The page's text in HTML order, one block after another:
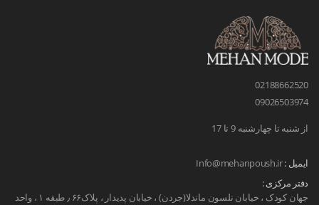
02188662520
09026503974
از شنبه تا چهارشنبه 9 تا 17
ایمیل :Info@mehanpoush.ir
دفتر مرکزی :
جهان کودک ، خیابان نلسون ماندلا(جردن) ، خیابان پدیدار ، پلاک۶۶ ٫ طبقه ۱ ، واحد